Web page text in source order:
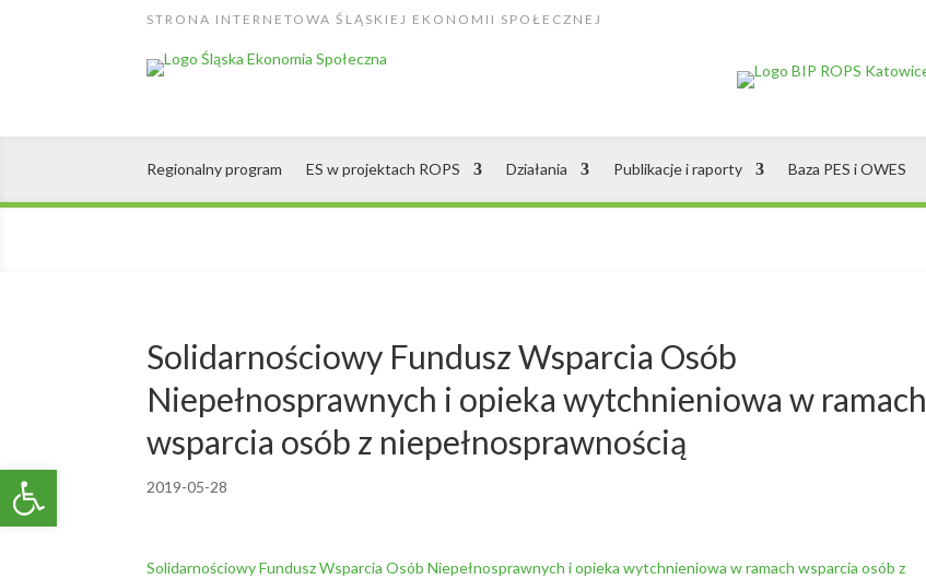
Open toolbar
STRONA INTERNETOWA ŚLĄSKIEJ EKONOMII SPOŁECZNEJ
Regionalny program ES w projektach ROPS Działania Publikacje i raporty Baza PES i OWES
Solidarnościowy Fundusz Wsparcia Osób
Niepełnosprawnych i opieka wytchnieniowa w ramach
wsparcia osób z niepełnosprawnością
2019-05-28
Solidarnościowy Fundusz Wsparcia Osób Niepełnosprawnych i opieka wytchnieniowa w ramach wsparcia osób z